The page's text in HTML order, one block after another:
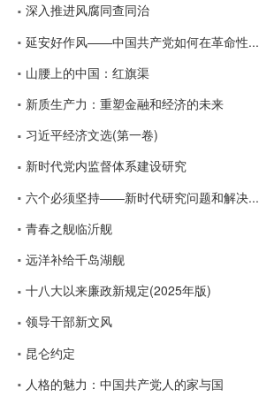
深入推进风腐同查同治
延安好作风——中国共产党如何在革命性...
山腰上的中国：红旗渠
新质生产力：重塑金融和经济的未来
习近平经济文选(第一卷)
新时代党内监督体系建设研究
六个必须坚持——新时代研究问题和解决...
青春之舰临沂舰
远洋补给千岛湖舰
十八大以来廉政新规定(2025年版)
领导干部新文风
昆仑约定
人格的魅力：中国共产党人的家与国